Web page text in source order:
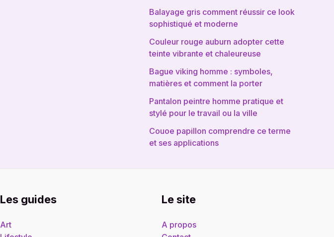
Balayage gris comment réussir ce look
sophistiqué et moderne
Couleur rouge auburn adopter cette
teinte vibrante et chaleureuse
Bague viking homme : symboles,
matières et comment la porter
Pantalon peintre homme pratique et
stylé pour le travail ou la ville
Couoe papillon comprendre ce terme
et ses applications
Les guides
Art
Le site
A propos